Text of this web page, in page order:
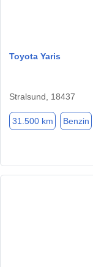
Toyota Yaris
Stralsund, 18437
31.500 km Benzin